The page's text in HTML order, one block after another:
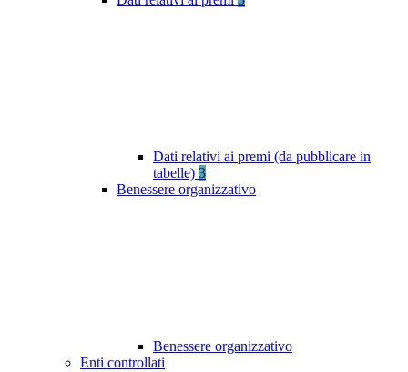
Dati relativi ai premi (da pubblicare in
tabelle) 3
Benessere organizzativo
Benessere organizzativo
Enti controllati